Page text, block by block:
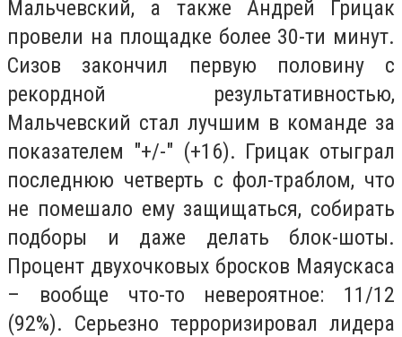
Мальчевский, а также Андрей Грицак
провели на площадке более 30-ти минут.
Сизов закончил первую половину с
рекордной результативностью,
Мальчевский стал лучшим в команде за
показателем "+/-" (+16). Грицак отыграл
последнюю четверть с фол-траблом, что
не помешало ему защищаться, собирать
подборы и даже делать блок-шоты.
Процент двухочковых бросков Маяускаса
– вообще что-то невероятное: 11/12
(92%). Серьезно терроризировал лидера